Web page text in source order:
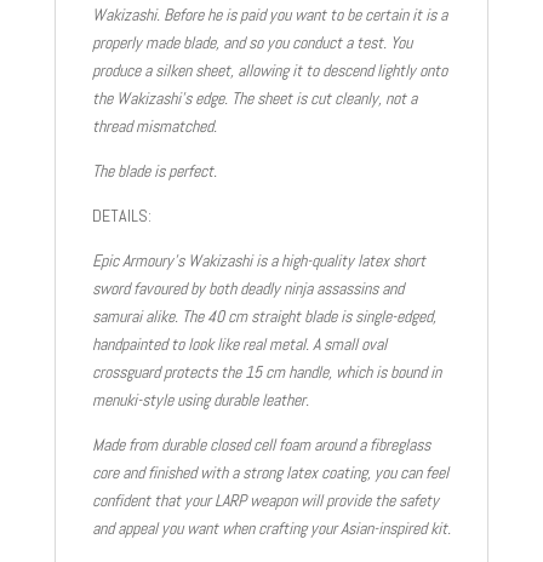
Wakizashi. Before he is paid you want to be certain it is a
properly made blade, and so you conduct a test. You
produce a silken sheet, allowing it to descend lightly onto
the Wakizashi’s edge. The sheet is cut cleanly, not a
thread mismatched.
The blade is perfect.
DETAILS:
Epic Armoury’s Wakizashi is a high-quality latex short
sword favoured by both deadly ninja assassins and
samurai alike. The 40 cm straight blade is single-edged,
handpainted to look like real metal. A small oval
crossguard protects the 15 cm handle, which is bound in
menuki-style using durable leather.
Made from durable closed cell foam around a fibreglass
core and finished with a strong latex coating, you can feel
confident that your LARP weapon will provide the safety
and appeal you want when crafting your Asian-inspired kit.